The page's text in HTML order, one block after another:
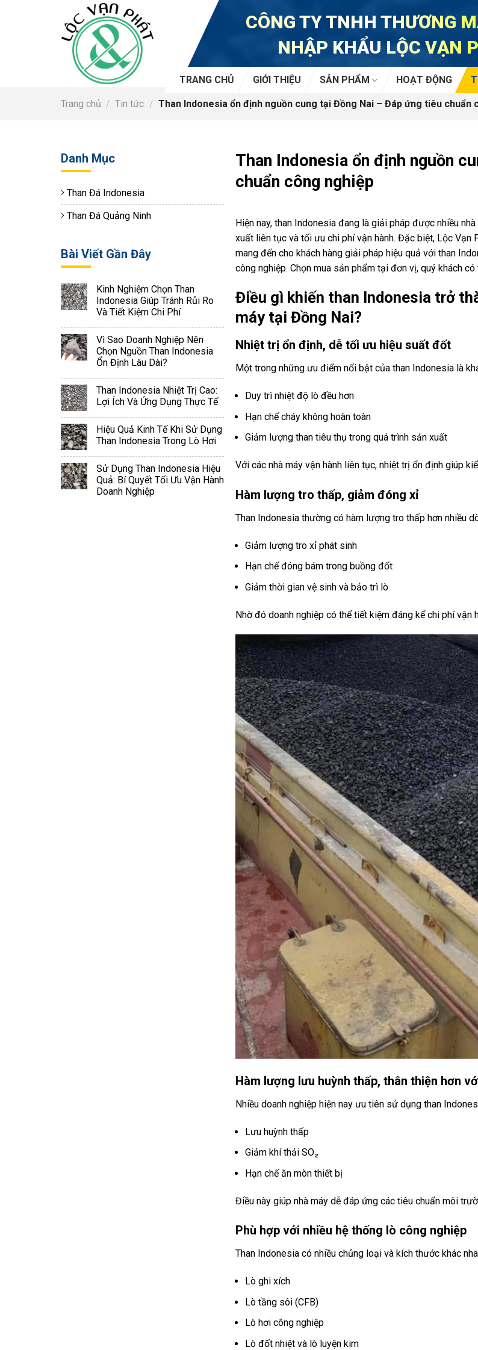
CÔNG TY TNHH THƯƠNG
NHẬP KHẨU LỘC VẠN
TRANG CHỦ GIỚI THIỆU SẢN PHẨM HOẠT ĐỘNG
Trang chủ / Tin tức / Than Indonesia ổn định nguồn cung tại Đồng Nai – Đáp ứng tiêu chuẩn
Danh Mục
Than Đá Indonesia
Than Đá Quảng Ninh
Bài Viết Gần Đây
Kinh Nghiệm Chọn Than
Indonesia Giúp Tránh Rủi Ro
Và Tiết Kiệm Chi Phí
Vì Sao Doanh Nghiệp Nên
Chọn Nguồn Than Indonesia
Ổn Định Lâu Dài?
Than Indonesia Nhiệt Trị Cao:
Lợi Ích Và Ứng Dụng Thực Tế
Hiệu Quả Kinh Tế Khi Sử Dụng
Than Indonesia Trong Lò Hơi
Sử Dụng Than Indonesia Hiệu
Quả: Bí Quyết Tối Ưu Vận Hành
Doanh Nghiệp
Than Indonesia ổn định nguồn
chuẩn công nghiệp
Hiện nay, than Indonesia đang là giải pháp được nhiều
xuất liên tục và tối ưu chi phí vận hành. Đặc biệt, Lộc
mang đến cho khách hàng giải pháp hiệu quả với than
công nghiệp. Chọn mua sản phẩm tại đơn vị, quý khách
Điều gì khiến than Indonesia trở
máy tại Đồng Nai?
Nhiệt trị ổn định, dễ tối ưu hiệu suất đốt
Một trong những ưu điểm nổi bật của than Indonesia là
Duy trì nhiệt độ lò đều hơn
Hạn chế cháy không hoàn toàn
Giảm lượng than tiêu thụ trong quá trình sản xuất
Với các nhà máy vận hành liên tục, nhiệt trị ổn định giúp
Hàm lượng tro thấp, giảm đóng xỉ
Than Indonesia thường có hàm lượng tro thấp hơn nhiều
Giảm lượng tro xỉ phát sinh
Hạn chế đóng bám trong buồng đốt
Giảm thời gian vệ sinh và bảo trì lò
Nhờ đó doanh nghiệp có thể tiết kiệm đáng kể chi phí vận
Hàm lượng lưu huỳnh thấp, thân thiện hơn
Nhiều doanh nghiệp hiện nay ưu tiên sử dụng than
Lưu huỳnh thấp
Giảm khí thải SO₂
Hạn chế ăn mòn thiết bị
Điều này giúp nhà máy dễ đáp ứng các tiêu chuẩn môi
Phù hợp với nhiều hệ thống lò công nghiệp
Than Indonesia có nhiều chủng loại và kích thước khác
Lò ghi xích
Lò tầng sôi (CFB)
Lò hơi công nghiệp
Lò đốt nhiệt và lò luyện kim